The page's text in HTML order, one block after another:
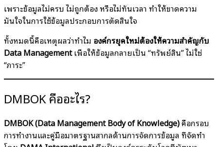
เพราะข้อมูลไม่ครบ ไม่ถูกต้อง หรือไม่ทันเวลา ทำให้ขาดความ
มั่นใจในการใช้ข้อมูลประกอบการตัดสินใจ
ทั้งหมดนี้คือเหตุผลว่าทำไม องค์กรยุคใหม่ต้องให้ความสำคัญกับ
Data Managementเพื่อให้ข้อมูลกลายเป็น “ทรัพย์สิน” ไม่ใช่
“ภาระ”
DMBOK คืออะไร?
DMBOK (Data Management Body of Knowledge)คือกรอบ
การทำงานและคู่มือมาตรฐานสากลด้านการจัดการข้อมูล ที่จัดทำ